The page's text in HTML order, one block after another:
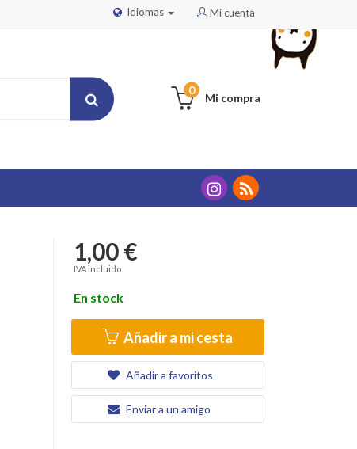
Mi cuenta
Idiomas
Mi compra
0
1,00 €
IVA incluido
En stock
Añadir a mi cesta
Añadir a favoritos
Enviar a un amigo